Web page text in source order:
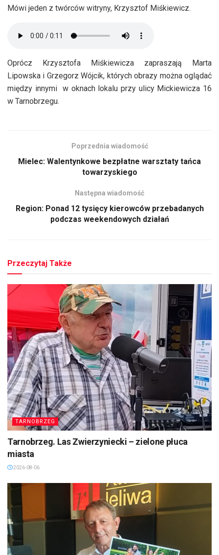
Mówi jeden z twórców witryny, Krzysztof Miśkiewicz.
Oprócz Krzysztofa Miśkiewicza zapraszają Marta
Lipowska i Grzegorz Wójcik, których obrazy można oglądać
między innymi w oknach lokalu przy ulicy Mickiewicza 16
w Tarnobrzegu.
Poprzednia wiadomość
Mielec: Walentynkowe bezpłatne warsztaty tańca
towarzyskiego
Następna wiadomość
Region: Ponad 12 tysięcy kierowców przebadanych
podczas weekendowych działań
Przeczytaj Także
TARNOBRZEG
Tarnobrzeg. Las Zwierzyniecki – zielone płuca
miasta
2026-08-06